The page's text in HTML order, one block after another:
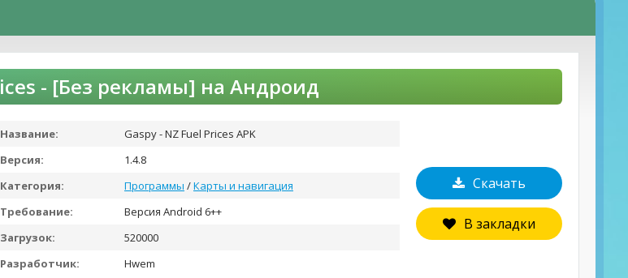
- [Без рекламы] на Андроид
Скачать
В закладки
Название:
Gaspy - NZ Fuel Prices APK
Версия:
1.4.8
Категория:
Программы /Карты и навигация
Требование:
Версия Android 6++
Загрузок:
520000
Разработчик:
Hwem